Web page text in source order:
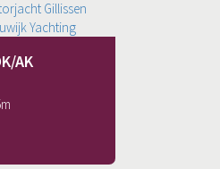
AK
m